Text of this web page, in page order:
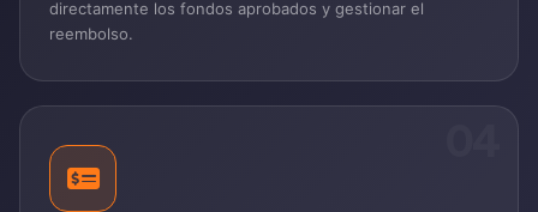
directamente los fondos aprobados y gestionar el
reembolso.